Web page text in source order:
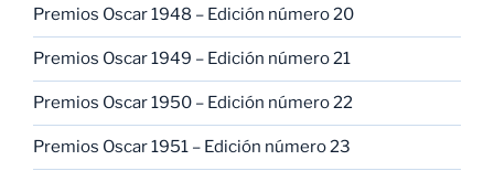
Premios Oscar 1948 – Edición número 20
Premios Oscar 1949 – Edición número 21
Premios Oscar 1950 – Edición número 22
Premios Oscar 1951 – Edición número 23